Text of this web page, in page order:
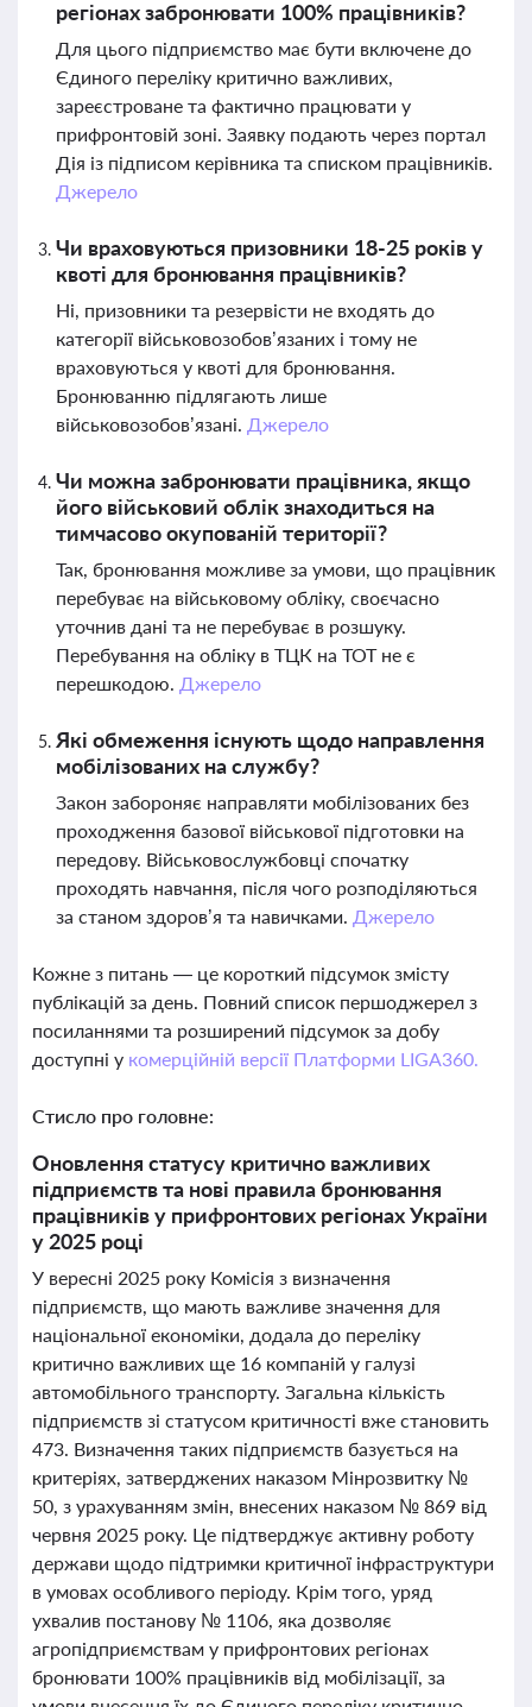
регіонах забронювати 100% працівників?
Для цього підприємство має бути включене до
Єдиного переліку критично важливих,
зареєстроване та фактично працювати у
прифронтовій зоні. Заявку подають через портал
Дія із підписом керівника та списком працівників.
Джерело
Чи враховуються призовники 18-25 років у
квоті для бронювання працівників?
Ні, призовники та резервісти не входять до
категорії військовозобов’язаних і тому не
враховуються у квоті для бронювання.
Бронюванню підлягають лише
військовозобов’язані. Джерело
Чи можна забронювати працівника, якщо
його військовий облік знаходиться на
тимчасово окупованій території?
Так, бронювання можливе за умови, що працівник
перебуває на військовому обліку, своєчасно
уточнив дані та не перебуває в розшуку.
Перебування на обліку в ТЦК на ТОТ не є
перешкодою. Джерело
Які обмеження існують щодо направлення
мобілізованих на службу?
Закон забороняє направляти мобілізованих без
проходження базової військової підготовки на
передову. Військовослужбовці спочатку
проходять навчання, після чого розподіляються
за станом здоров’я та навичками. Джерело
Кожне з питань — це короткий підсумок змісту
публікацій за день. Повний список першоджерел з
посиланнями та розширений підсумок за добу
доступні у комерційній версії Платформи LIGA360.
Стисло про головне:
Оновлення статусу критично важливих
підприємств та нові правила бронювання
працівників у прифронтових регіонах України
у 2025 році
У вересні 2025 року Комісія з визначення
підприємств, що мають важливе значення для
національної економіки, додала до переліку
критично важливих ще 16 компаній у галузі
автомобільного транспорту. Загальна кількість
підприємств зі статусом критичності вже становить
473. Визначення таких підприємств базується на
критеріях, затверджених наказом Мінрозвитку №
50, з урахуванням змін, внесених наказом № 869 від
червня 2025 року. Це підтверджує активну роботу
держави щодо підтримки критичної інфраструктури
в умовах особливого періоду. Крім того, уряд
ухвалив постанову № 1106, яка дозволяє
агропідприємствам у прифронтових регіонах
бронювати 100% працівників від мобілізації, за